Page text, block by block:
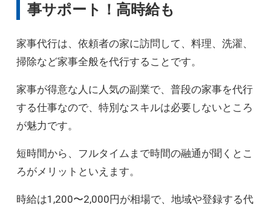
事サポート！高時給も
家事代行は、依頼者の家に訪問して、料理、洗濯、
掃除など家事全般を代行することです。
家事が得意な人に人気の副業で、普段の家事を代行
する仕事なので、特別なスキルは必要しないところ
が魅力です。
短時間から、フルタイムまで時間の融通が聞くとこ
ろがメリットといえます。
時給は1,200〜2,000円が相場で、地域や登録する代